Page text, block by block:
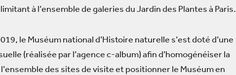
à l’ensemble de galeries du Jardin des Plantes à Paris.
le Muséum national d’Histoire naturelle s’est doté d’une
(réalisée par l’agence c-album) afin d’homogénéiser la
des sites de visite et positionner le Muséum en